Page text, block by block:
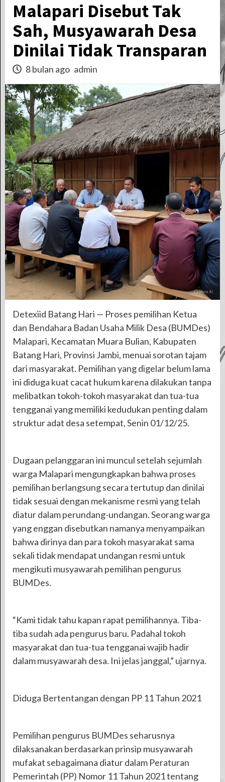
Malapari Disebut Tak
Sah, Musyawarah Desa
Dinilai Tidak Transparan
8 bulan ago admin
Detexiid Batang Hari — Proses pemilihan Ketua
dan Bendahara Badan Usaha Milik Desa (BUMDes)
Malapari, Kecamatan Muara Bulian, Kabupaten
Batang Hari, Provinsi Jambi, menuai sorotan tajam
dari masyarakat. Pemilihan yang digelar belum lama
ini diduga kuat cacat hukum karena dilakukan tanpa
melibatkan tokoh-tokoh masyarakat dan tua-tua
tengganai yang memiliki kedudukan penting dalam
struktur adat desa setempat, Senin 01/12/25.
Dugaan pelanggaran ini muncul setelah sejumlah
warga Malapari mengungkapkan bahwa proses
pemilihan berlangsung secara tertutup dan dinilai
tidak sesuai dengan mekanisme resmi yang telah
diatur dalam perundang-undangan. Seorang warga
yang enggan disebutkan namanya menyampaikan
bahwa dirinya dan para tokoh masyarakat sama
sekali tidak mendapat undangan resmi untuk
mengikuti musyawarah pemilihan pengurus
BUMDes.
“Kami tidak tahu kapan rapat pemilihannya. Tiba-
tiba sudah ada pengurus baru. Padahal tokoh
masyarakat dan tua-tua tengganai wajib hadir
dalam musyawarah desa. Ini jelas janggal,” ujarnya.
Diduga Bertentangan dengan PP 11 Tahun 2021
Pemilihan pengurus BUMDes seharusnya
dilaksanakan berdasarkan prinsip musyawarah
mufakat sebagaimana diatur dalam Peraturan
Pemerintah (PP) Nomor 11 Tahun 2021 tentang